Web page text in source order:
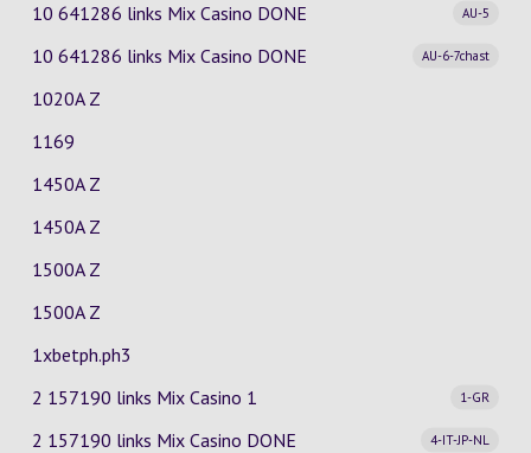
10 641286 links Mix Casino
AU-5
DONE
10 641286 links Mix Casino
AU-6-7chast
DONE
1020A Z
1169
1450A Z
1450A Z
1500A Z
1500A Z
1xbetph.ph3
2 157190 links Mix Casino
1-GR
1
2 157190 links Mix Casino
4-IT-JP-NL
DONE